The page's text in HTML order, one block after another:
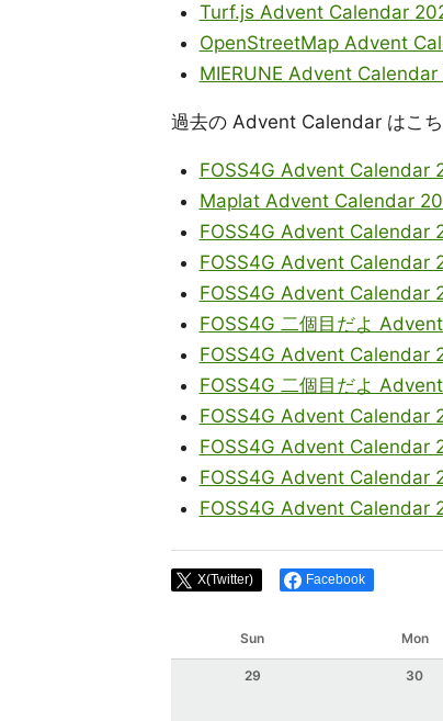
Turf.js Advent Calendar
OpenStreetMap Advent
MIERUNE Advent
過去の Advent Calendar はこち
FOSS4G Advent Calendar
Maplat Advent Calendar
FOSS4G Advent Calendar
FOSS4G Advent Calendar
FOSS4G Advent Calendar
FOSS4G 二個目だよ
FOSS4G Advent Calendar
FOSS4G 二個目だよ
FOSS4G Advent Calendar
FOSS4G Advent Calendar
FOSS4G Advent Calendar
FOSS4G Advent Calendar
X(Twitter) Facebook
Sun Mon
29 30